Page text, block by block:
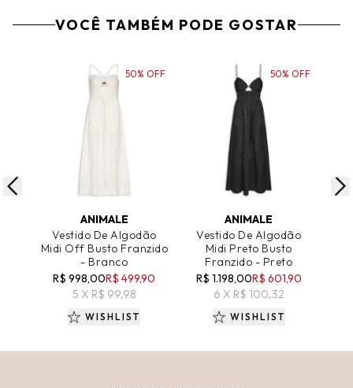
VOCÊ TAMBÉM PODE GOSTAR
ADICIONAR AO CARRINHO
ANIMALE
Vestido De Algodão
Midi Off Busto Franzido
- Branco
R$ 998,00R$ 499,90
5 X R$ 99,98
50% OFF
WISHLIST
ADICIONAR AO CARRINHO
ANIMALE
Vestido De Algodão
Midi Preto Busto
Franzido - Preto
R$ 1.198,00R$ 601,90
6 X R$ 100,32
50% OFF
WISHLIST